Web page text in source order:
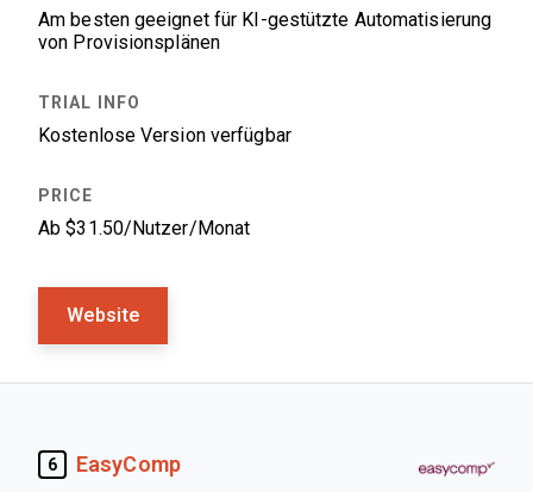
Am besten geeignet für KI-gestützte Automatisierung
von Provisionsplänen
Kostenlose Version verfügbar
Ab $31.50/Nutzer/Monat
Website
6 EasyComp